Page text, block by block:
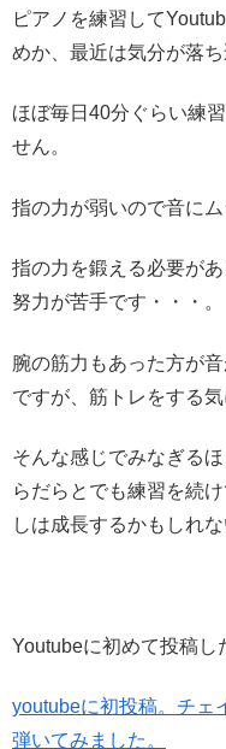
ピアノを練習して
めか、最近は気分が落
ほぼ毎日40分ぐらい練
せん。
指の力が弱いので音に
指の力を鍛える必要が
努力が苦手です・・・。
腕の筋力もあった方が
ですが、筋トレをする
そんな感じでみなぎる
らだらとでも練習を続
しは成長するかもしれ
Youtubeに初めて投稿し
youtubeに初投稿。チェ
弾いてみました。